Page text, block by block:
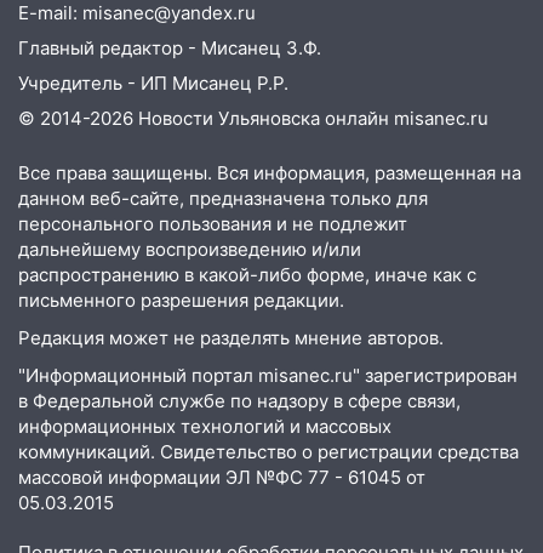
пилотным регионом проекта
17:23 Прогноз погоды в Ульяновской
области на 8 августа
областной больницы поступили шесть
новых аппаратов ИВЛ
16:51 В Чердаклинском районе
ремонтируют дороги, ставят остановки
и проводят новое освещение
16:35
В Ульяновске установили ещё
девять бункеров для крупногабаритного
мусора
16:26 В Ульяновске бесплатно покажут
матч «Волги» под открытым небом
16:12 В Ульяновском госуниверситете
разработают отечественный прибор для
E-mail: misanec@yandex.ru
Главный редактор - Мисанец З.Ф.
Учредитель - ИП Мисанец Р.Р.
© 2014-2026 Новости Ульяновска онлайн misanec.ru
Все права защищены. Вся информация, размещенная на
данном веб-сайте, предназначена только для
персонального пользования и не подлежит
дальнейшему воспроизведению и/или
распространению в какой-либо форме, иначе как с
письменного разрешения редакции.
Редакция может не разделять мнение авторов.
"Информационный портал misanec.ru" зарегистрирован
в Федеральной службе по надзору в сфере связи,
информационных технологий и массовых
коммуникаций. Свидетельство о регистрации средства
массовой информации ЭЛ №ФС 77 - 61045 от
05.03.2015